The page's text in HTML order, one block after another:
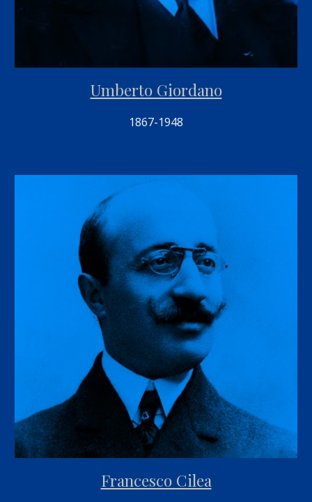
Umberto Giordano
1867-1948
Francesco Cilea